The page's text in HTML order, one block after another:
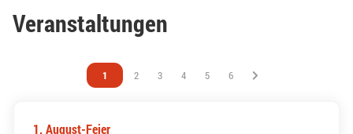
Veranstaltungen
Vous êtes sur la page
1 Vous êtes sur la page
2 Vous êtes sur la page
3 Vous êtes sur la page
4 Vous êtes sur la page
5 Vous êtes sur la page
6
1. August-Feier